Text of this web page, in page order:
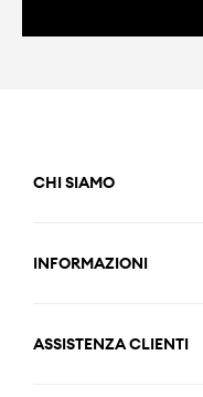
CHI SIAMO
INFORMAZIONI
ASSISTENZA CLIENTI